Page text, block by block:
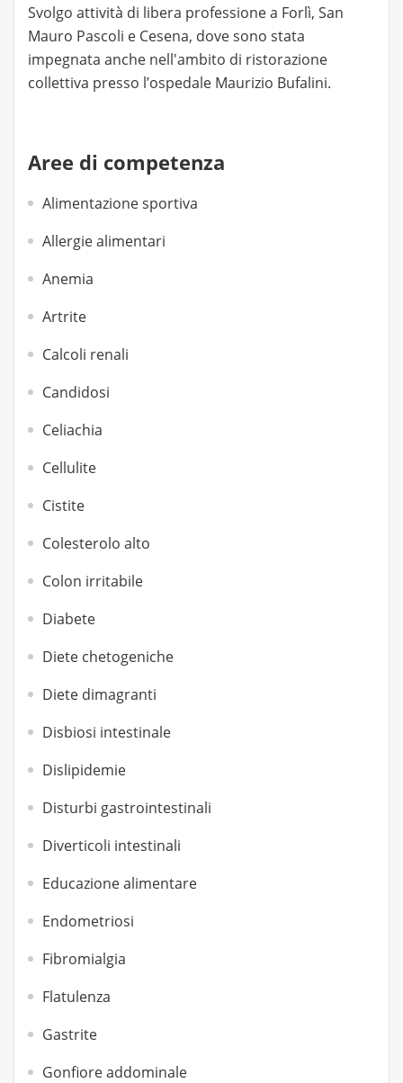
Svolgo attività di libera professione a Forlì, San
Mauro Pascoli e Cesena, dove sono stata
impegnata anche nell'ambito di ristorazione
collettiva presso l’ospedale Maurizio Bufalini.
Aree di competenza
Alimentazione sportiva
Allergie alimentari
Anemia
Artrite
Calcoli renali
Candidosi
Celiachia
Cellulite
Cistite
Colesterolo alto
Colon irritabile
Diabete
Diete chetogeniche
Diete dimagranti
Disbiosi intestinale
Dislipidemie
Disturbi gastrointestinali
Diverticoli intestinali
Educazione alimentare
Endometriosi
Fibromialgia
Flatulenza
Gastrite
Gonfiore addominale